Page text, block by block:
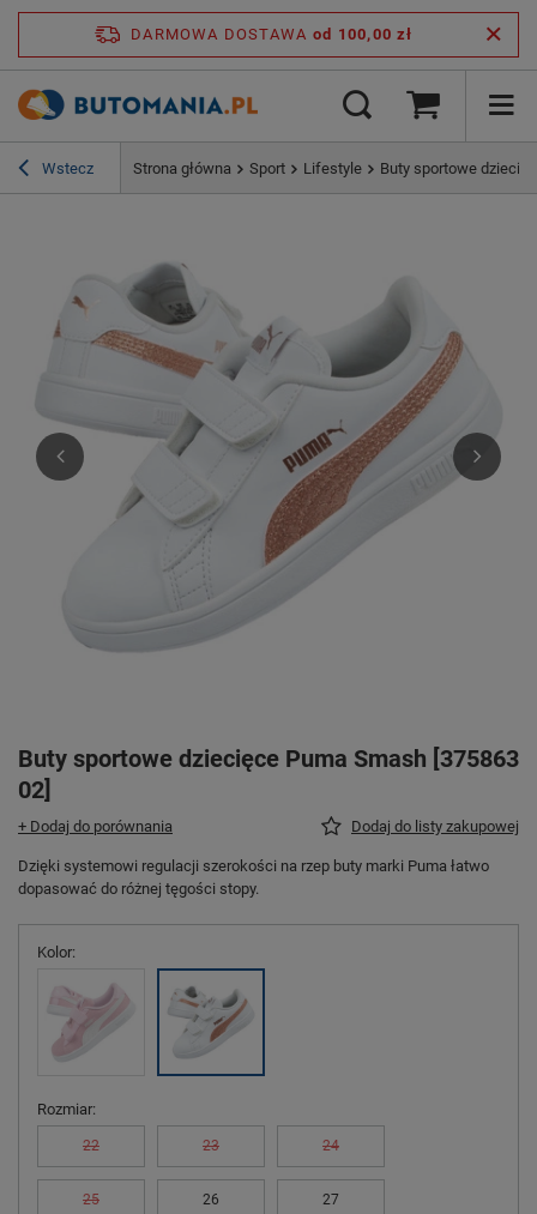
DARMOWA DOSTAWA od 100,00 zł
Wstecz Strona główna Sport Lifestyle Buty sportowe
Buty sportowe dziecięce Puma Smash [375863
02]
+ Dodaj do porównania Dodaj do listy zakupowej
Dzięki systemowi regulacji szerokości na rzep buty marki Puma łatwo
dopasować do różnej tęgości stopy.
Kolor
Rozmiar
22 23 24
25 26 27